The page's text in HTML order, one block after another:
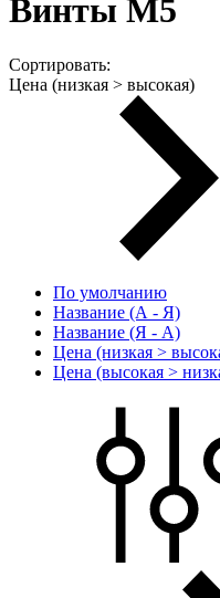
Винты М5
Сортировать:
Цена (низкая > высокая)
По умолчанию
Название (А - Я)
Название (Я - А)
Цена (низкая >
Цена (высокая >